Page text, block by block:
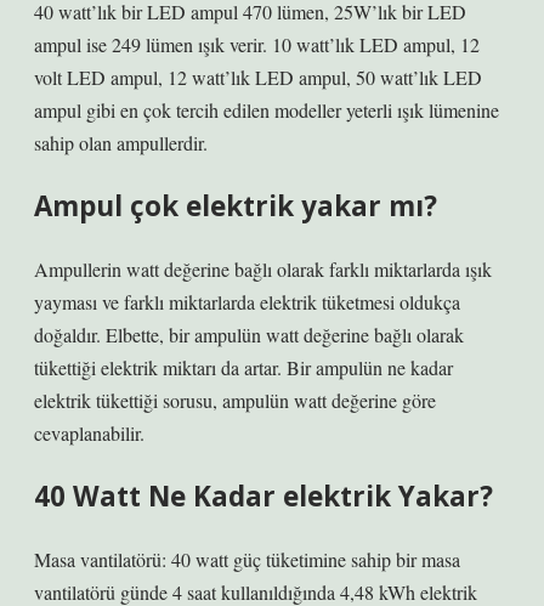
40 watt’lık bir LED ampul 470 lümen, 25W’lık bir LED
ampul ise 249 lümen ışık verir. 10 watt’lık LED ampul, 12
volt LED ampul, 12 watt’lık LED ampul, 50 watt’lık LED
ampul gibi en çok tercih edilen modeller yeterli ışık lümenine
sahip olan ampullerdir.
Ampul çok elektrik yakar mı?
Ampullerin watt değerine bağlı olarak farklı miktarlarda ışık
yayması ve farklı miktarlarda elektrik tüketmesi oldukça
doğaldır. Elbette, bir ampulün watt değerine bağlı olarak
tükettiği elektrik miktarı da artar. Bir ampulün ne kadar
elektrik tükettiği sorusu, ampulün watt değerine göre
cevaplanabilir.
40 Watt Ne Kadar elektrik Yakar?
Masa vantilatörü: 40 watt güç tüketimine sahip bir masa
vantilatörü günde 4 saat kullanıldığında 4,48 kWh elektrik